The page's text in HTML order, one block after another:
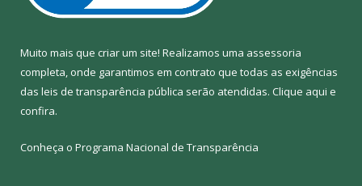
Muito mais que criar um site! Realizamos uma assessoria
completa, onde garantimos em contrato que todas as exigências
das leis de transparência pública serão atendidas. Clique aqui e
confira.
Conheça o Programa Nacional de Transparência